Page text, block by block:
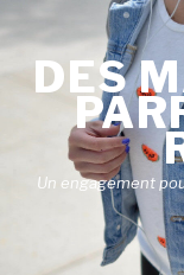
contenuDES
Un engagement